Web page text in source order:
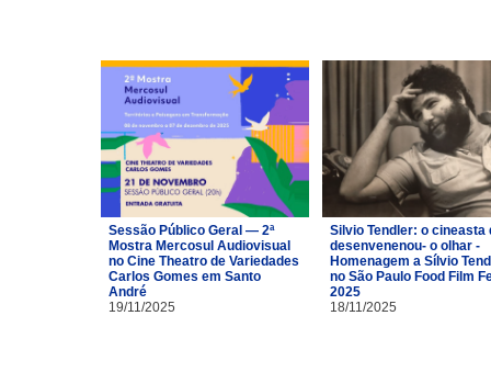
Sessão Público Geral — 2ª
Mostra Mercosul Audiovisual
no Cine Theatro de Variedades
Carlos Gomes em Santo
André
19/11/2025
Silvio Tendler: o cineasta
desenvenenou- o olhar -
Homenagem a Sílvio
no São Paulo Food Film
2025
18/11/2025